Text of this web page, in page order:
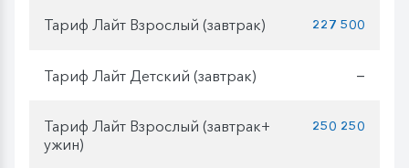
Тариф Лайт Взрослый (завтрак) 227 500
Тариф Лайт Детский (завтрак) —
Тариф Лайт Взрослый (завтрак+
ужин)
250 250